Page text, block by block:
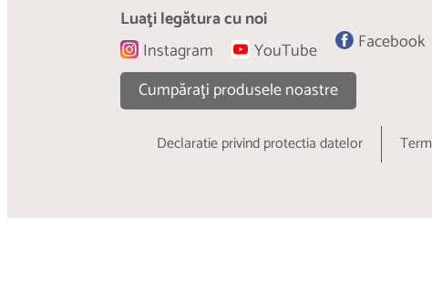
Luaţi legătura cu noi
Instagram
YouTube
Facebook
Cumpăraţi produsele noastre
Declaratie privind protectia datelor